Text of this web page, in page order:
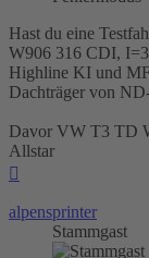
Hast du eine
W906 316 CDI,
Highline KI und
Dachträger von
Davor VW T3 TD
Allstar
alpensprinter
Stammgast